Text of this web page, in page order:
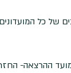
של כל